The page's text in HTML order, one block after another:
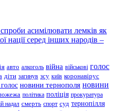
асимілювати лемків як
нації серед інших народів –
авто алкоголь війна військові голос
діти загинув зсу київ коронавірус
новини тернополя новини
політика поліція прокуратура
надал смерть спорт суд тернопілля